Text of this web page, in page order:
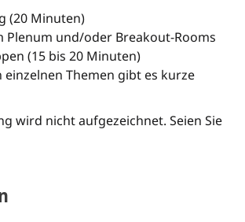
(20 Minuten)
Plenum und/oder Breakout-Rooms
(15 bis 20 Minuten)
einzelnen Themen gibt es kurze
wird nicht aufgezeichnet. Seien Sie